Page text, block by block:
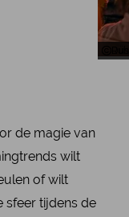
de magie van
wilt
of wilt
sfeer tijdens de